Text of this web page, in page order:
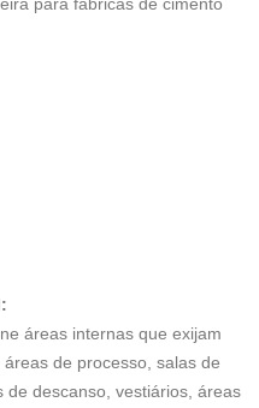
áreas internas que exijam
de processo, salas de
descanso, vestiários, áreas